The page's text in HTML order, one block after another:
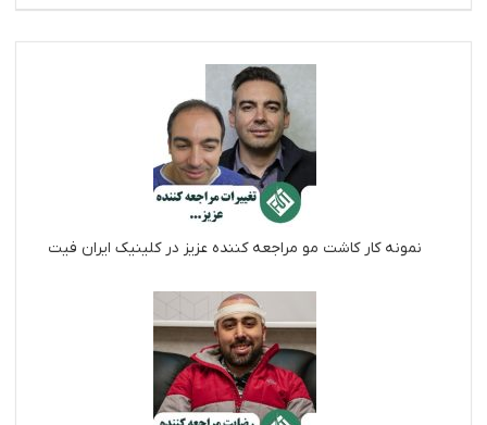
نمونه کار کاشت مو مراجعه کننده عزیز در کلینیک ایران فیت